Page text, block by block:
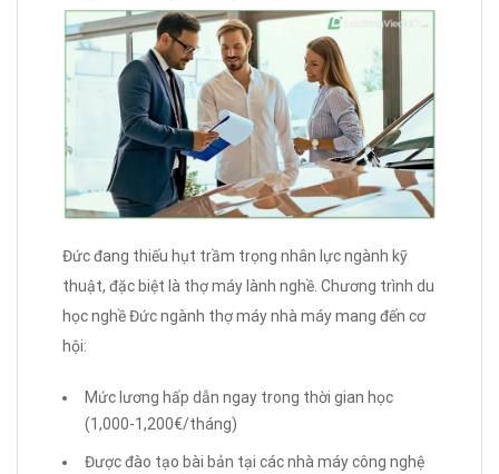
Đức đang thiếu hụt trầm trọng nhân lực ngành kỹ
thuật, đặc biệt là thợ máy lành nghề. Chương trình du
học nghề Đức ngành thợ máy nhà máy mang đến cơ
hội:
Mức lương hấp dẫn ngay trong thời gian học
(1,000-1,200€/tháng)
Được đào tạo bài bản tại các nhà máy công nghệ